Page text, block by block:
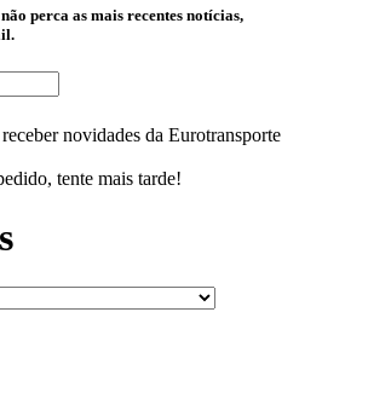
perca as mais recentes notícias,
novidades da Eurotransporte
tente mais tarde!